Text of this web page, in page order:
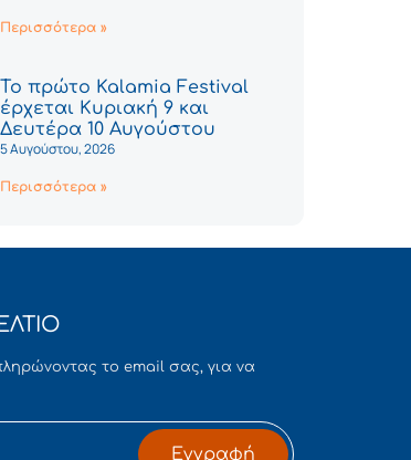
Περισσότερα »
Το πρώτο Kalamia Festival
έρχεται Κυριακή 9 και
Δευτέρα 10 Αυγούστου
5 Αυγούστου, 2026
Περισσότερα »
το email σας, για να
Εγγραφή